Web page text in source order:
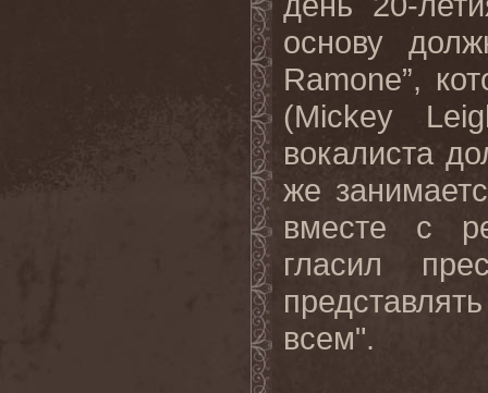
основу
Ramone”,
(Mickey
вокалиста
же
вместе с
гласил
всем".